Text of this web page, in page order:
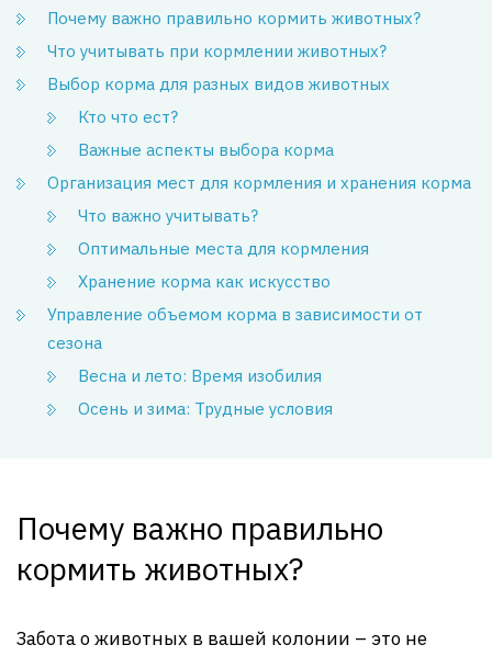
Почему важно правильно кормить животных?
Что учитывать при кормлении животных?
Выбор корма для разных видов животных
Кто что ест?
Важные аспекты выбора корма
Организация мест для кормления и хранения корма
Что важно учитывать?
Оптимальные места для кормления
Хранение корма как искусство
Управление объемом корма в зависимости от
сезона
Весна и лето: Время изобилия
Осень и зима: Трудные условия
Почему важно правильно
кормить животных?
Забота о животных в вашей колонии – это не